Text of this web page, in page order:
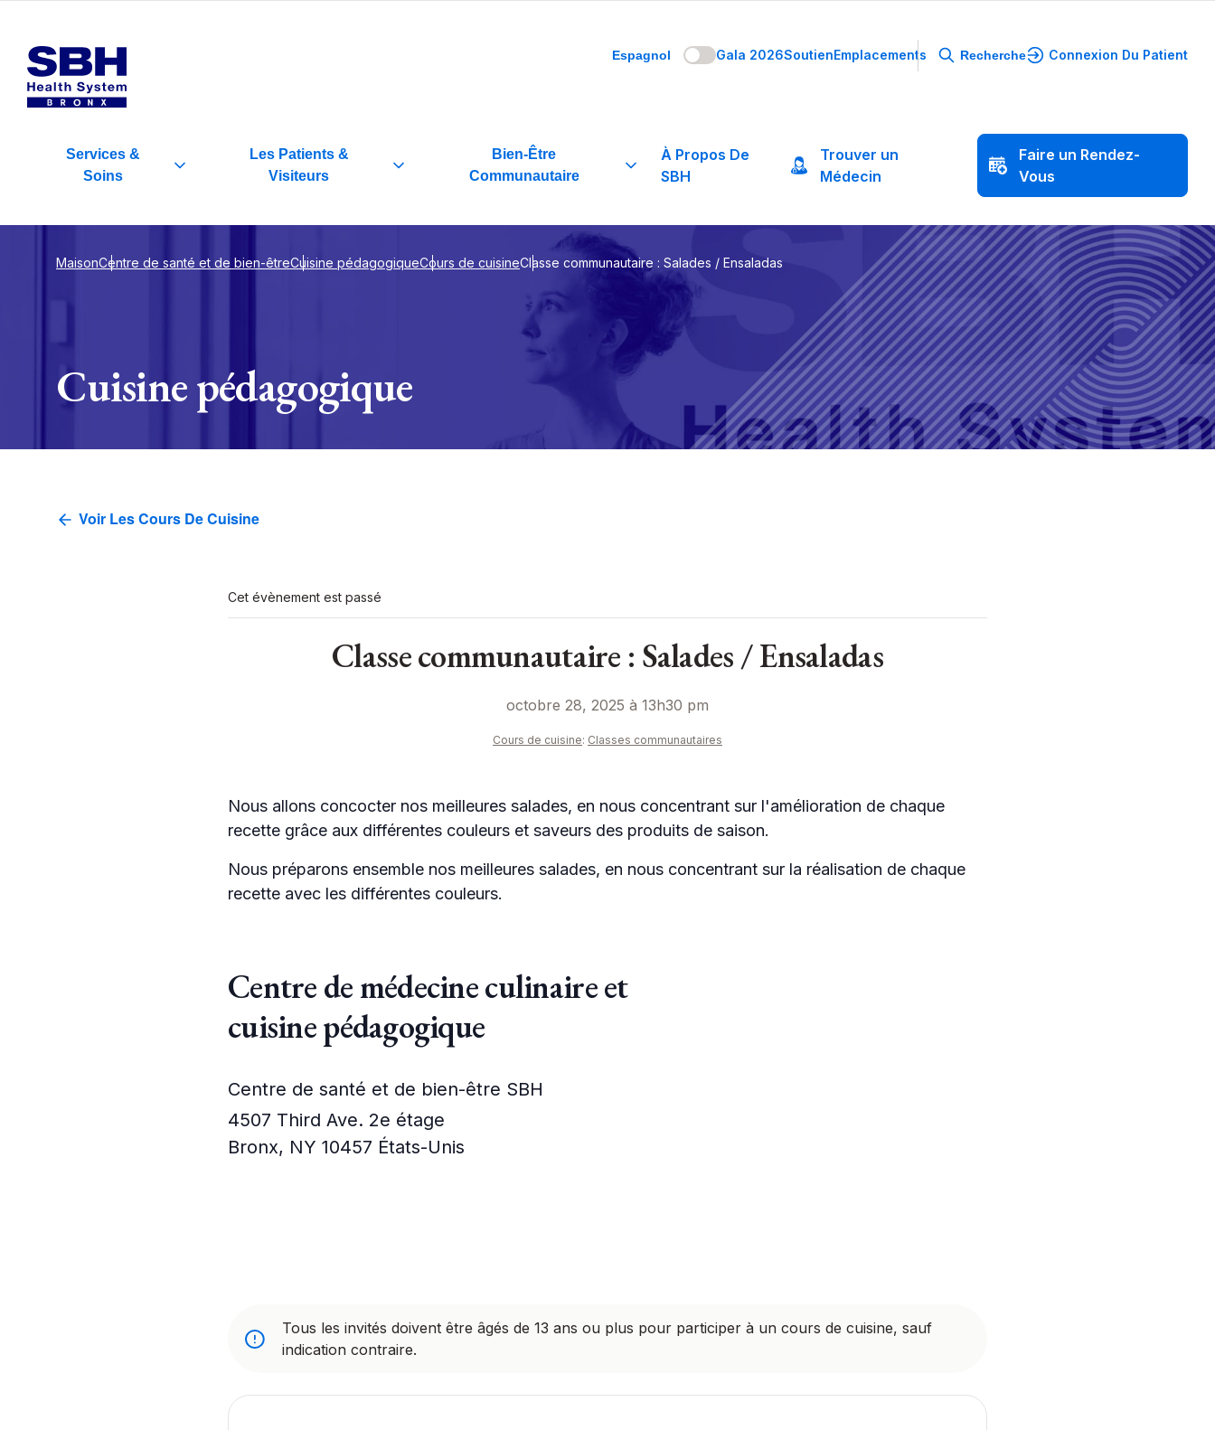
Espagnol Gala 2026SoutienEmplacements Recherche Connexion Du Patient
Services &
Soins
Les Patients &
Visiteurs
Bien-Être
Communautaire
À Propos De
SBH
Trouver un
Médecin
Faire un Rendez-
Vous
MaisonCentre de santé et de bien-êtreCuisine pédagogiqueCours de cuisineClasse communautaire : Salades / Ensaladas
Cuisine pédagogique
Voir Les Cours De Cuisine
Cet évènement est passé
Classe communautaire : Salades / Ensaladas
octobre 28, 2025 à 13h30 pm
Cours de cuisine: Classes communautaires
Nous allons concocter nos meilleures salades, en nous concentrant sur l'amélioration de chaque
recette grâce aux différentes couleurs et saveurs des produits de saison.
Nous préparons ensemble nos meilleures salades, en nous concentrant sur la réalisation de chaque
recette avec les différentes couleurs.
Centre de médecine culinaire et
cuisine pédagogique
Centre de santé et de bien-être SBH
4507 Third Ave. 2e étage
Bronx, NY 10457 États-Unis
Tous les invités doivent être âgés de 13 ans ou plus pour participer à un cours de cuisine, sauf
indication contraire.